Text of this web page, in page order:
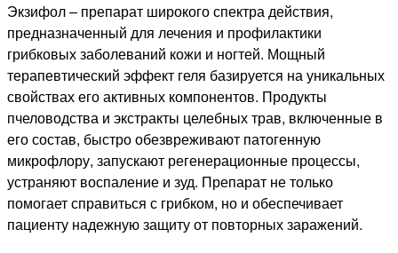
Экзифол – препарат широкого спектра действия,
предназначенный для лечения и профилактики
грибковых заболеваний кожи и ногтей. Мощный
терапевтический эффект геля базируется на уникальных
свойствах его активных компонентов. Продукты
пчеловодства и экстракты целебных трав, включенные в
его состав, быстро обезвреживают патогенную
микрофлору, запускают регенерационные процессы,
устраняют воспаление и зуд. Препарат не только
помогает справиться с грибком, но и обеспечивает
пациенту надежную защиту от повторных заражений.